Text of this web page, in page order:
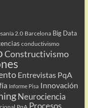
2.0 Barcelona Big Data
conductivismo
Constructivismo
Entrevistas PqA
Informe Pisa Innovación
Neurociencia